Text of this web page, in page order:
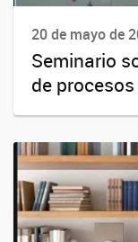
20 de mayo de
Seminario
de